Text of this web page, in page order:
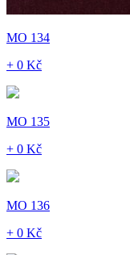
MO 134
+ 0 Kč
MO 135
+ 0 Kč
MO 136
+ 0 Kč